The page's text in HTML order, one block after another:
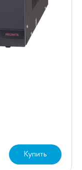
Купить